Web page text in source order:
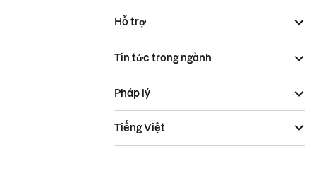
Hỗ trợ
Tin tức trong ngành
Pháp lý
Tiếng Việt